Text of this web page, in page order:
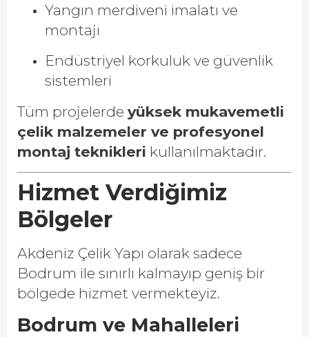
Yangın merdiveni imalatı ve
montajı
Endüstriyel korkuluk ve güvenlik
sistemleri
Tüm projelerde yüksek mukavemetli
çelik malzemeler ve profesyonel
montaj teknikleri kullanılmaktadır.
Hizmet Verdiğimiz
Bölgeler
Akdeniz Çelik Yapı olarak sadece
Bodrum ile sınırlı kalmayıp geniş bir
bölgede hizmet vermekteyiz.
Bodrum ve Mahalleleri